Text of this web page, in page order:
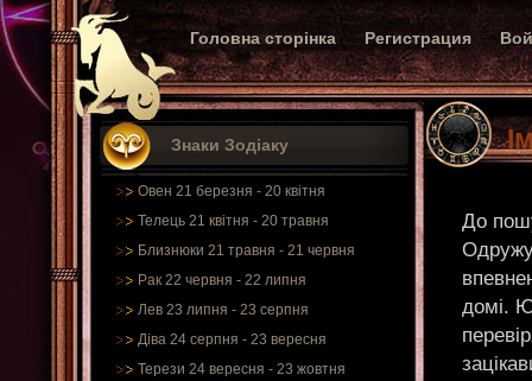
Головна сторінка Регистрация
Знаки Зодіаку
Овен 21 березня - 20 квітня
Телець 21 квітня - 20 травня
Близнюки 21 травня - 21 червня
Рак 22 червня - 22 липня
Лев 23 липня - 23 серпня
Діва 24 серпня - 23 вересня
Терези 24 вересня - 23 жовтня
До
домі.